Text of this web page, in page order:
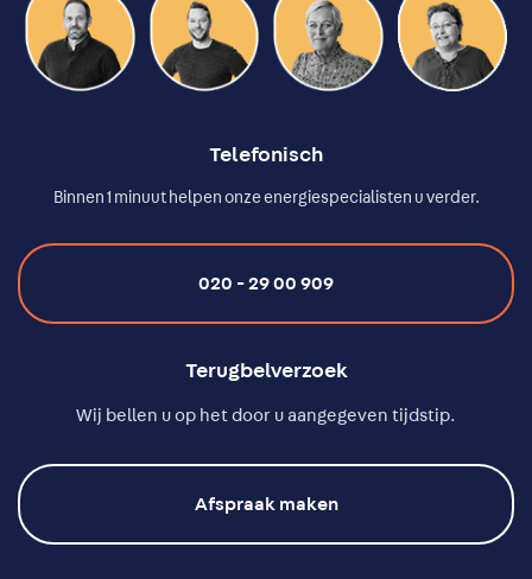
Telefonisch
Binnen 1 minuut helpen onze energiespecialisten u verder.
020 - 29 00 909
Terugbelverzoek
Wij bellen u op het door u aangegeven tijdstip.
Afspraak maken